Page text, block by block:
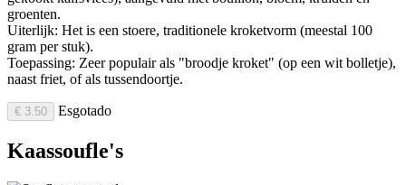
groenten.
Uiterlijk: Het is een stoere, traditionele kroketvorm (meestal 100
gram per stuk).
Toepassing: Zeer populair als "broodje kroket" (op een wit bolletje),
naast friet, of als tussendoortje.
€ 3.50 Esgotado
Kaassoufle's